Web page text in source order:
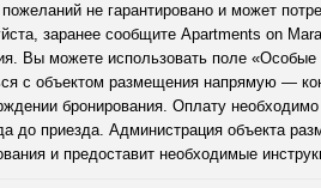
не гарантировано и может
заранее сообщите Apartments on
Вы можете использовать поле
с объектом размещения напрямую —
бронирования. Оплату
до приезда. Администрация объекта
и предоставит необходимые